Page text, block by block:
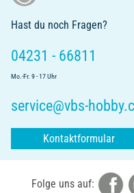
Hast du noch Fragen?
04231 - 66811
Mo.-Fr. 9 - 17 Uhr
service@vbs-
Kontaktformular
Folge uns auf: